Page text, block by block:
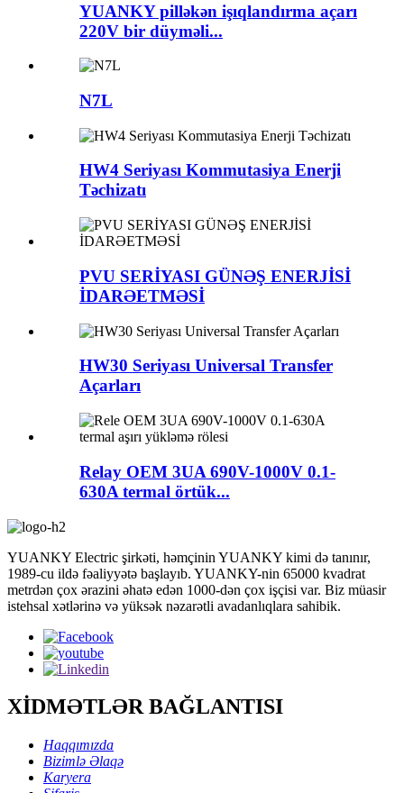
YUANKY pilləkən işıqlandırma açarı
220V bir düyməli...
N7L
HW4 Seriyası Kommutasiya Enerji
Təchizatı
PVU SERİYASI GÜNƏŞ ENERJİSİ
İDARƏETMƏSİ
HW30 Seriyası Universal Transfer
Açarları
Relay OEM 3UA 690V-1000V 0.1-
630A termal örtük...
YUANKY Electric şirkəti, həmçinin YUANKY kimi də tanınır,
1989-cu ildə fəaliyyətə başlayıb. YUANKY-nin 65000 kvadrat
metrdən çox ərazini əhatə edən 1000-dən çox işçisi var. Biz müasir
istehsal xətlərinə və yüksək nəzarətli avadanlıqlara sahibik.
XİDMƏTLƏR BAĞLANTISI
Haqqımızda
Bizimlə Əlaqə
Karyera